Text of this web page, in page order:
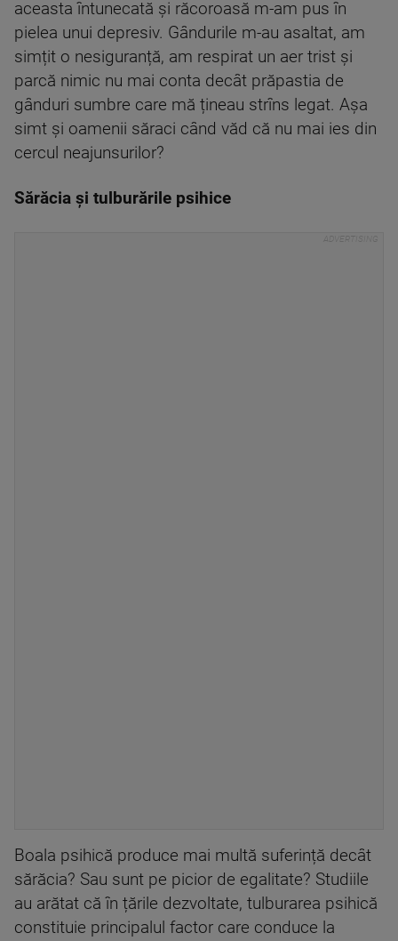
aceasta întunecată și răcoroasă m-am pus în
pielea unui depresiv. Gândurile m-au asaltat, am
simțit o nesiguranță, am respirat un aer trist și
parcă nimic nu mai conta decât prăpastia de
gânduri sumbre care mă țineau strîns legat. Așa
simt și oamenii săraci când văd că nu mai ies din
cercul neajunsurilor?
Sărăcia și tulburările psihice
Boala psihică produce mai multă suferință decât
sărăcia? Sau sunt pe picior de egalitate? Studiile
au arătat că în țările dezvoltate, tulburarea psihică
constituie principalul factor care conduce la